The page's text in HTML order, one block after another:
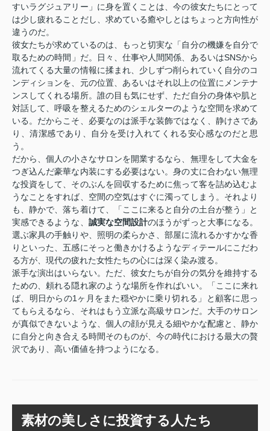
すいラグジュアリー」に身を置くことは、今の彼女たちにとって
は少し疲れることだし、求めている癒やしとはちょっと方向性が
違うのだ。
彼女たちが求めているのは、もっと切実な「自分の機嫌を自分で
取るための時間」だ。日々、仕事や人間関係、あるいはSNSから
流れてくる大量の情報に揉まれ、少しずつ削られていく自分のコ
ンディションを、元の位置、あるいはそれ以上の位置にメンテナ
ンスしてくれる場所。誰の目も気にせず、ただ自分の身体や肌と
対話して、呼吸を整えるためのシェルターのような空間を求めて
いる。だからこそ、必要なのは派手な装飾ではなく、静けさであ
り、清潔感であり、自分を受け入れてくれる安心感なのだと思
う。
だから、個人の小さなサロンを開業するなら、無理をして大金を
つぎ込んだ豪華な内装にする必要はない。身の丈に合わない無理
な投資をして、そのぶんを回収するために焦って客を詰め込むよ
うなことをすれば、空間の空気はすぐに濁ってしまう。それより
も、静かで、落ち着けて、「ここに来ると自分の土台が整う」と
実感できるような、 誠実な空間設計のほうがずっと大事になる。
選ぶ家具の手触りや、照明の柔らかさ、部屋に流れるかすかな香
りといった、五感にそっと働きかけるようなディテールにこだわ
る方が、現代の疲れた女性たちの心には深く染み渡る。
派手な演出はいらない。ただ、彼女たちが自分の気分を維持する
ための、頼れる隠れ家のような場所を作ればいい。「ここに来れ
ば、明日からの1ヶ月をまた穏やかに乗り切れる」と顧客に思っ
てもらえるなら、それはもう立派な高級サロンだ。大手のサロン
が真似できないような、個人の顔が見える細やかな配慮と、静か
に自分と向き合える時間そのものが、今の時代における最大の贅
沢であり、高い価値を持つようになる。
素材の美しさに投資する人たち